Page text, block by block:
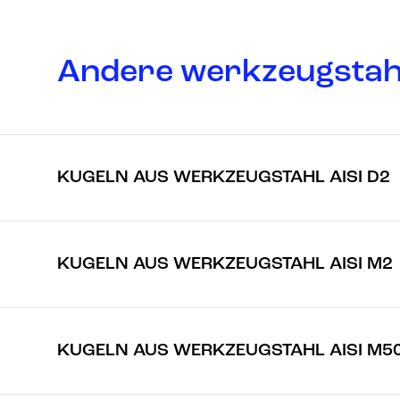
Andere
KUGELN AUS WERKZEUGSTAHL AISI D2
KUGELN AUS WERKZEUGSTAHL AISI M2
KUGELN AUS WERKZEUGSTAHL AISI